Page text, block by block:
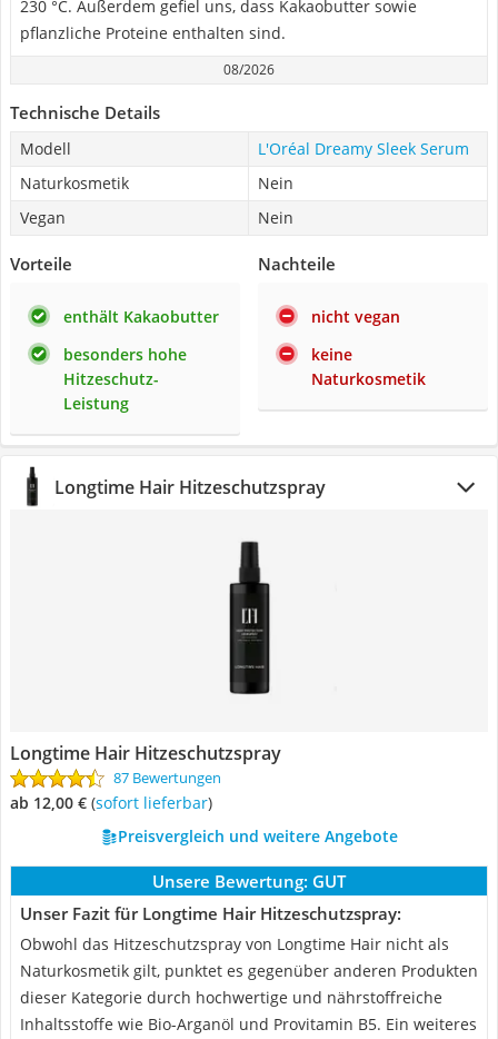
230 °C. Außerdem gefiel uns, dass Kakaobutter sowie
pflanzliche Proteine enthalten sind.
08/2026
Technische Details
Modell
L'Oréal Dreamy Sleek Serum
Naturkosmetik
Nein
Vegan
Nein
Vorteile
enthält Kakaobutter
besonders hohe
Hitzeschutz-
Leistung
Nachteile
nicht vegan
keine
Naturkosmetik
Longtime Hair Hitzeschutzspray
Longtime Hair Hitzeschutzspray
87 Bewertungen
ab 12,00 € ( Sofort lieferbar)
Preisvergleich und weitere Angebote
Unsere Bewertung: GUT
Unser Fazit für Longtime Hair Hitzeschutzspray:
Obwohl das Hitzeschutzspray von Longtime Hair nicht als
Naturkosmetik gilt, punktet es gegenüber anderen Produkten
dieser Kategorie durch hochwertige und nährstoffreiche
Inhaltsstoffe wie Bio-Arganöl und Provitamin B5. Ein weiteres